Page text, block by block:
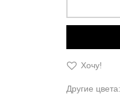
Хочу!
Другие цвета: